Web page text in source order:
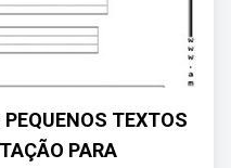
TEXTOS
PARA